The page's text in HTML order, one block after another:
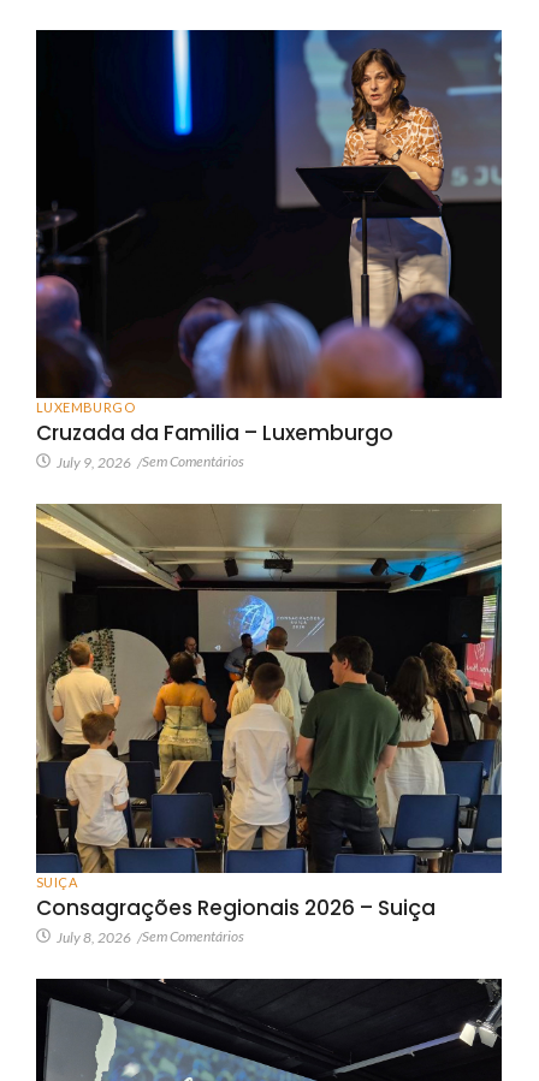
LUXEMBURGO
Cruzada da Familia – Luxemburgo
July 9, 2026 /Sem Comentários
SUIÇA
Consagrações Regionais 2026 – Suiça
July 8, 2026 /Sem Comentários